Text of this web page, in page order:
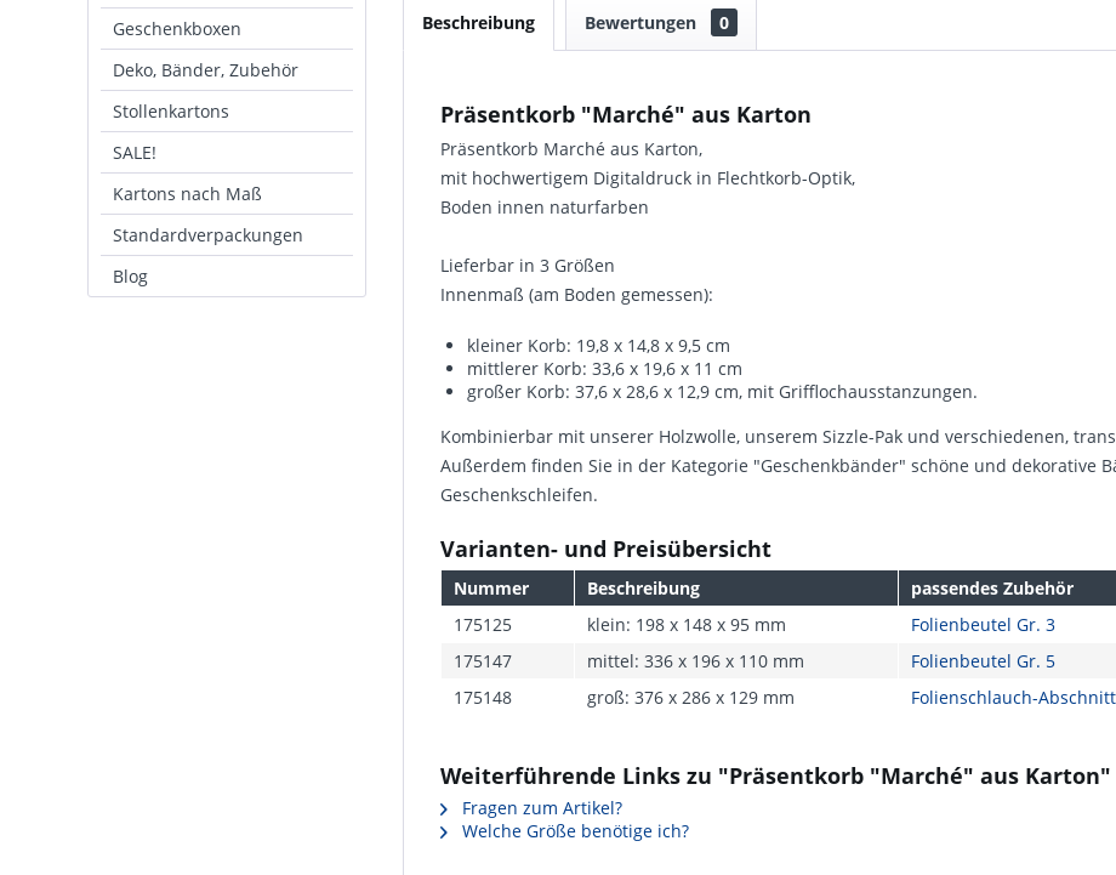
Geschenkboxen
Deko, Bänder, Zubehör
Stollenkartons
SALE!
Kartons nach Maß
Standardverpackungen
Blog
Beschreibung Bewertungen 0
Präsentkorb "Marché" aus Karton
Präsentkorb Marché aus Karton,
mit hochwertigem Digitaldruck in Flechtkorb-Optik,
Boden innen naturfarben
Lieferbar in 3 Größen
Innenmaß (am Boden gemessen):
kleiner Korb: 19,8 x 14,8 x 9,5 cm
mittlerer Korb: 33,6 x 19,6 x 11 cm
großer Korb: 37,6 x 28,6 x 12,9 cm, mit Grifflochausstanzungen.
Kombinierbar mit unserer Holzwolle, unserem Sizzle-Pak und verschiedenen,
Außerdem finden Sie in der Kategorie "Geschenkbänder" schöne und dekorative
Geschenkschleifen.
Varianten- und Preisübersicht
Nummer Beschreibung passendes Zubehör
175125
klein: 198 x 148 x 95 mm Folienbeutel Gr. 3
175147
mittel: 336 x 196 x 110 mm Folienbeutel Gr. 5
175148
groß: 376 x 286 x 129 mm Folienschlauch-Abschnitt
Weiterführende Links zu "Präsentkorb "Marché" aus Karton"
Fragen zum Artikel?
Welche Größe benötige ich?